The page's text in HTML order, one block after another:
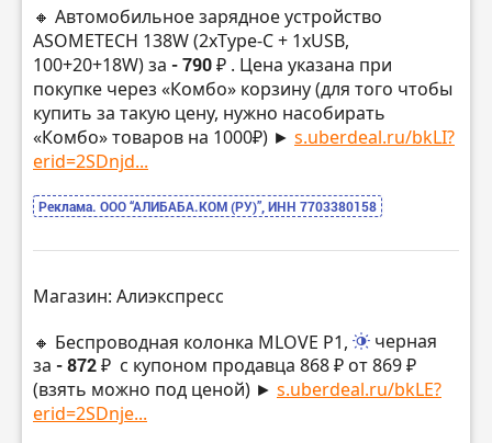
🔸 Автомобильное зарядное устройство
ASOMETECH 138W (2xType-C + 1xUSB,
100+20+18W) за - 790 ₽ . Цена указана при
покупке через «Комбо» корзину (для того чтобы
купить за такую цену, нужно насобирать
«Комбо» товаров на 1000₽) ► s.uberdeal.ru/bkLI?
erid=2SDnjd...
Реклама. ООО “АЛИБАБА.КОМ (РУ)”, ИНН 7703380158
Магазин: Алиэкспресс
🔸 Беспроводная колонка MLOVE P1,
черная
за - 872 ₽ с купоном продавца 868 ₽ от 869 ₽
(взять можно под ценой) ► s.uberdeal.ru/bkLE?
erid=2SDnje...